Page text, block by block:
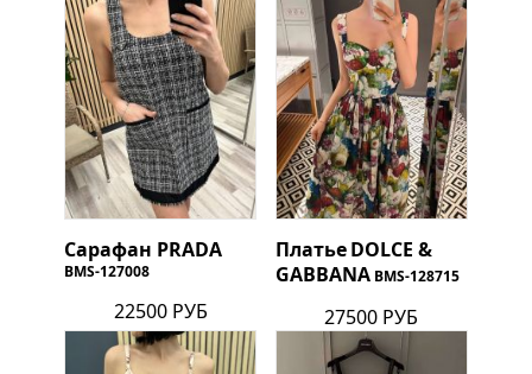
Сарафан PRADA
BMS-127008
22500 РУБ
Платье DOLCE &
GABBANA BMS-128715
27500 РУБ